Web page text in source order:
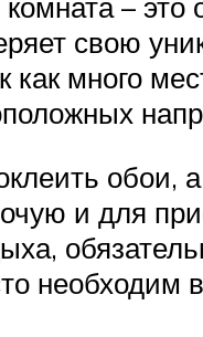
свою
как много
обои,
и для
необходим